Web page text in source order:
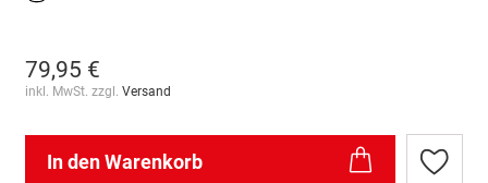
79,95 €
inkl. MwSt. zzgl. Versand
In den Warenkorb
Zur